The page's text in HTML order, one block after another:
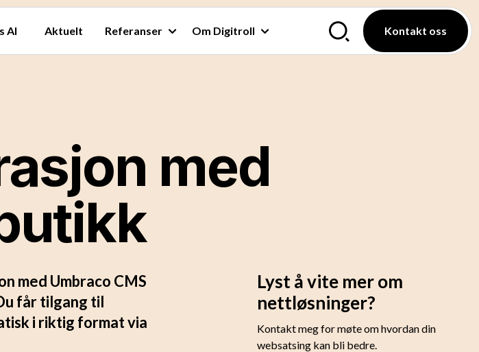
AI Aktuelt Referanser Om Digitroll Kontakt oss
med
med Umbraco CMS
får tilgang til
i riktig format via
Lyst å vite mer om
nettløsninger?
Kontakt meg for møte om hvordan din
websatsing kan bli bedre.